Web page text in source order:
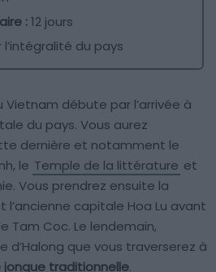
:12 jours
l’intégralité du pays
débute par l’arrivée à
du pays. Vous aurez
dernière et notamment le
le Temple de la littérature et
Vous prendrez ensuite la
l’ancienne capitale Hoa Lu avant
Tam Coc. Le lendemain,
d’Halong que vous traverserez à
traditionnelle.